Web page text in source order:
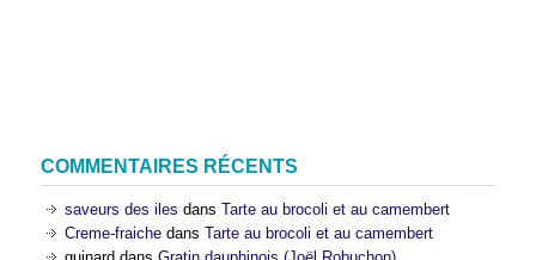
COMMENTAIRES RÉCENTS
saveurs des iles dans Tarte au brocoli et au camembert
Creme-fraiche dans Tarte au brocoli et au camembert